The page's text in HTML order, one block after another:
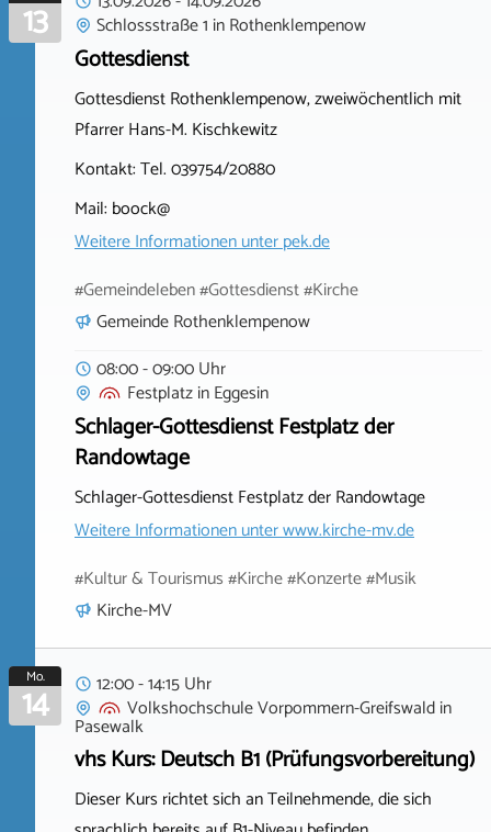
13
Schlossstraße 1 inRothenklempenow
Gottesdienst
Gottesdienst Rothenklempenow, zweiwöchentlich mit
Pfarrer Hans-M. Kischkewitz
Kontakt: Tel. 039754/20880
Mail: boock@
Weitere Informationen unterpek.de
#Gemeindeleben #Gottesdienst #Kirche
Gemeinde Rothenklempenow
08:00 - 09:00 Uhr
FestplatzinEggesin
Schlager-Gottesdienst Festplatz der
Randowtage
Schlager-Gottesdienst Festplatz der Randowtage
Weitere Informationen unterwww.kirche-mv.de
#Kultur & Tourismus #Kirche #Konzerte #Musik
Kirche-MV
Mo.
14
12:00 - 14:15 Uhr
Volkshochschule Vorpommern-Greifswaldin
Pasewalk
vhs Kurs: Deutsch B1 (Prüfungsvorbereitung)
Dieser Kurs richtet sich an Teilnehmende, die sich